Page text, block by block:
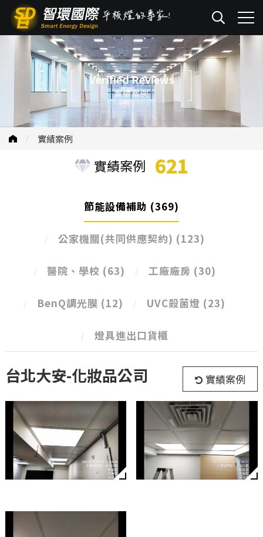
Verified Reviews
實績案例
實績案例
實績案例 621
節能設備補助 (369)
公家機關(共同供應契約) (123)
醫院、學校 (63) 工廠廠房 (30)
BenQ調光膜 (12) UVC殺菌燈 (23)
燈具進出口貨櫃
台北大安-化妝品公司 實績案例